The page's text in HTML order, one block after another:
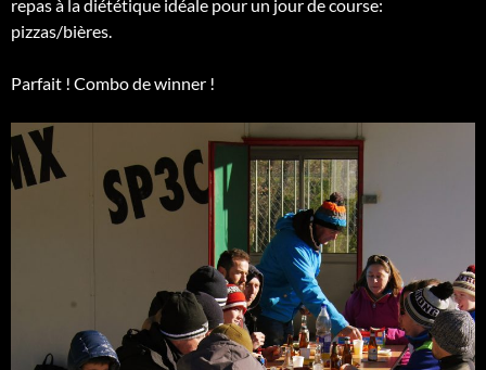
repas à la diététique idéale pour un jour de course:
pizzas/bières.
Parfait ! Combo de winner !